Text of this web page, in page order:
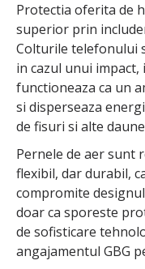
Protectia oferita de
superior prin
Colturile telefonului
in cazul unui
functioneaza ca un
si disperseaza
de fisuri si alte
Pernele de aer sunt
flexibil, dar durabil,
compromite
doar ca sporeste
de sofisticare
angajamentul GBG